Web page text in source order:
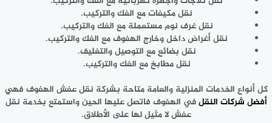
نقل مكيفات مع الفك والتركيب.
نقل غرف نوم مستعملة مع الفك والتركيب.
نقل أغراض داخل وخارج الهفوف مع الفك والتركيب.
نقل بضائع مع التوصيل والتغليف.
نقل مطابخ مع الفك والتركيب.
كل أنواع الخدمات المنزلية والعامة متاحة بشركة نقل عفش الهفوف فهي
أفضل شركات النقلفي الهفوف فاتصل عليها الحين واستمتع بخدمة نقل
عفش لا مثيل لها على الأطلاق.